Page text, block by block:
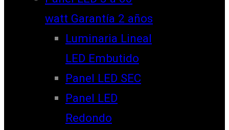
watt Garantía 2 años
Luminaria Lineal
LED Embutido
Panel LED SEC
Panel LED
Redondo